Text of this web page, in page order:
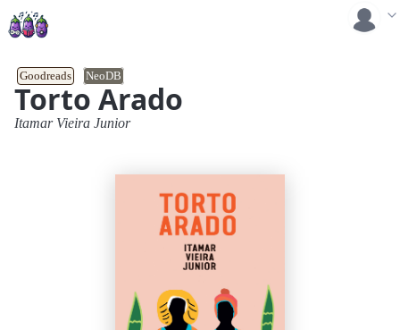
Torto Arado
Goodreads NeoDB
Itamar Vieira Junior